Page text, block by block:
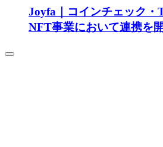
Joyfa｜コインチェック
NFT事業において連携を